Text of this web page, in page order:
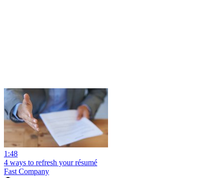
1:48
4 ways to refresh your résumé
Fast Company